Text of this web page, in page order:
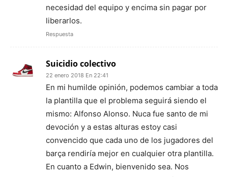
necesidad del equipo y encima sin pagar por
liberarlos.
Respuesta
Suicidio colectivo
22 enero 2018 En 22:41
En mi humilde opinión, podemos cambiar a toda
la plantilla que el problema seguirá siendo el
mismo: Alfonso Alonso. Nuca fue santo de mi
devoción y a estas alturas estoy casi
convencido que cada uno de los jugadores del
barça rendiría mejor en cualquier otra plantilla.
En cuanto a Edwin, bienvenido sea. Nos